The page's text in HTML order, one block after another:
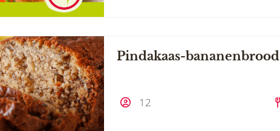
Pindakaas-bananenbrood
12